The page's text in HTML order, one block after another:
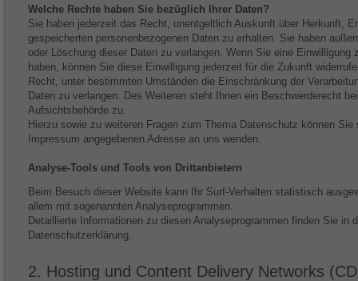
Welche Rechte haben Sie bezüglich Ihrer Daten?
Sie haben jederzeit das Recht, unentgeltlich Auskunft über Herkunft,
gespeicherten personenbezogenen Daten zu erhalten. Sie haben
oder Löschung dieser Daten zu verlangen. Wenn Sie eine Einwilligung
haben, können Sie diese Einwilligung jederzeit für die Zukunft
Recht, unter bestimmten Umständen die Einschränkung der
Daten zu verlangen. Des Weiteren steht Ihnen ein Beschwerderecht
Aufsichtsbehörde zu.
Hierzu sowie zu weiteren Fragen zum Thema Datenschutz können
Impressum angegebenen Adresse an uns wenden.
Analyse-Tools und Tools von Dritt­anbietern
Beim Besuch dieser Website kann Ihr Surf-Verhalten statistisch
allem mit sogenannten Analyseprogrammen.
Detaillierte Informationen zu diesen Analyseprogrammen finden Sie in
Datenschutzerklärung.
2. Hosting und Content Delivery Networks